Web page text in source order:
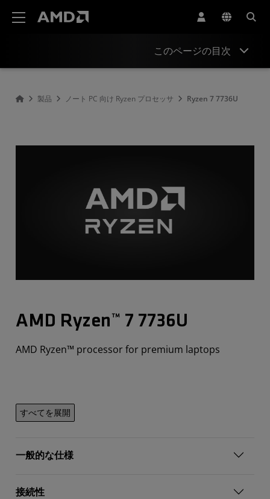
このページの目次
製品 ノート PC 向け Ryzen プロセッサ Ryzen 7 7736U​
AMD Ryzen™ 7 7736U​
AMD Ryzen™ processor for premium laptops
すべてを展開
一般的な仕様
接続性